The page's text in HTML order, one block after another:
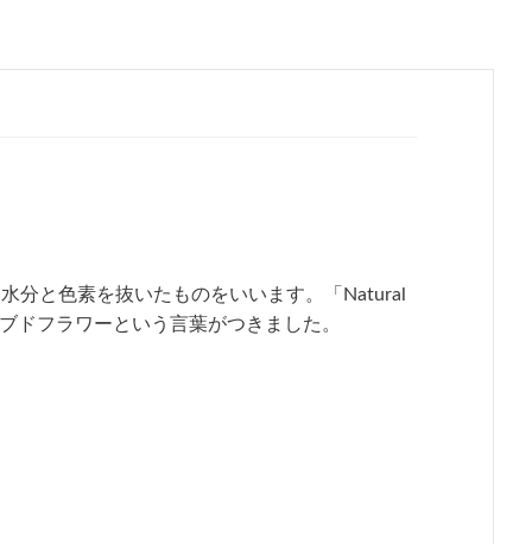
分と色素を抜いたものをいいます。「Natural
ドフラワーという言葉がつきました。